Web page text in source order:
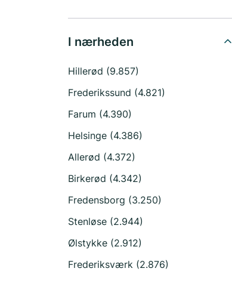
I nærheden
Hillerød (9.857)
Frederikssund (4.821)
Farum (4.390)
Helsinge (4.386)
Allerød (4.372)
Birkerød (4.342)
Fredensborg (3.250)
Stenløse (2.944)
Ølstykke (2.912)
Frederiksværk (2.876)